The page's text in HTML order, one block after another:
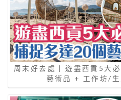
周末好去處 | 遊盡西貢5大
藝術品 + 工作坊/